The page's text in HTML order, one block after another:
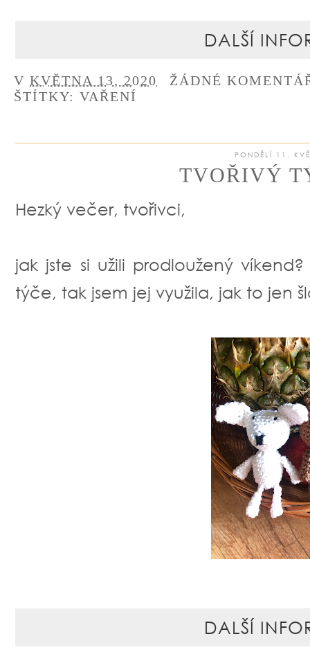
DALŠÍ
V KVĚTNA 13, 2020
ŽÁDNÉ
ŠTÍTKY: VAŘENÍ
PONDĚLÍ 11.
TVOŘIVÝ
Hezký večer, tvořivci,
jak jste si užili prodloužený
týče, tak jsem jej využila, jak to jen
DALŠÍ